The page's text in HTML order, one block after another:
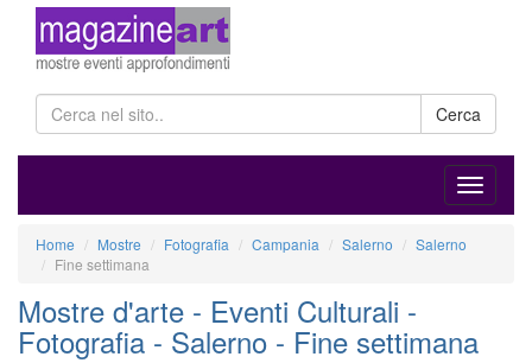
Cerca
Home Mostre Fotografia Campania Salerno
Salerno
Fine settimana
Mostre d'arte - Eventi Culturali -
Fotografia - Salerno - Fine settimana